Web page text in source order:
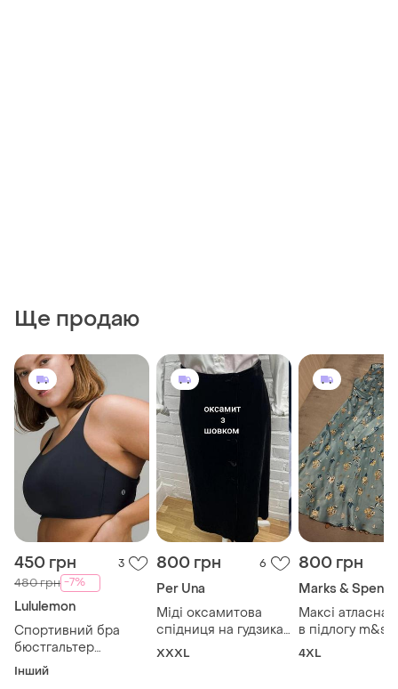
Ще продаю
450 грн 3
480 грн -7%
Lululemon
Спортивний бра
бюстгальтер
lululemon energy
Інший
800 грн 6
Per Una
Міді оксамитова
спідниця на гудзиках
з шовком
XXXL
800 грн
Marks &
Максі атласна
в підлогу m&s принт
віскоза
4XL